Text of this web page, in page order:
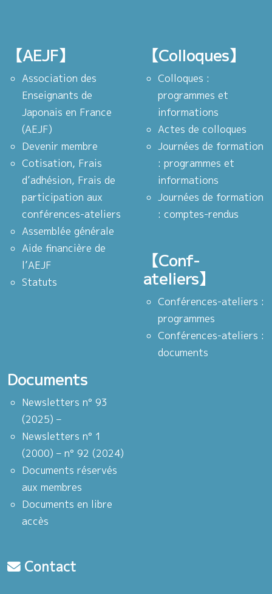
【AEJF】
Association des
Enseignants de
Japonais en France
(AEJF)
Devenir membre
Cotisation, Frais
d’adhésion, Frais de
participation aux
conférences-ateliers
Assemblée générale
Aide financière de
l’AEJF
Statuts
【Colloques】
Colloques :
programmes et
informations
Actes de colloques
Journées de formation
: programmes et
informations
Journées de formation
: comptes-rendus
【Conf-
ateliers】
Conférences-ateliers :
programmes
Conférences-ateliers :
documents
Documents
Newsletters n° 93
(2025) –
Newsletters n° 1
(2000) – n° 92 (2024)
Documents réservés
aux membres
Documents en libre
accès
Contact